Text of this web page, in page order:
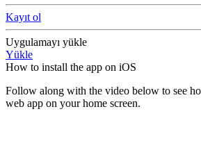
Kayıt ol
Uygulamayı yükle
Yükle
How to install the app on iOS
Follow along with the video below to see
web app on your home screen.